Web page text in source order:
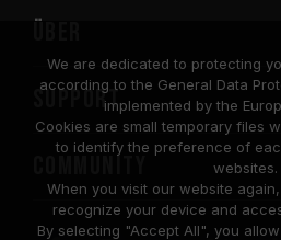
SUPPORT
COMMUNITY
We are dedicated to protecting
according to the General Data
implemented by the
Cookies are small temporary files
to identify the preference of
websites.
When you visit our website
recognize your device and
By selecting "Accept All", you